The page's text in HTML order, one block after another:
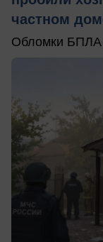
частном
Обломки БПЛА